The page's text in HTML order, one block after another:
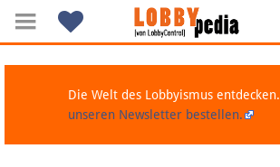
Die Welt des Lobbyismus entdecken.
unseren Newsletter bestellen.